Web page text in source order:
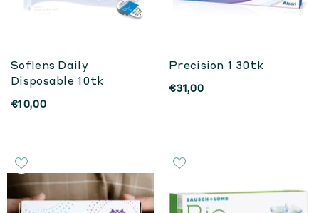
Soflens Daily
Disposable 10tk
€10,00
Precision 1 30tk
€31,00